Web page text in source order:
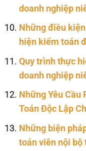
doanh nghiệp
Những điều
hiện kiểm toán
Quy trình thực
doanh nghiệp
Những Yêu Cầu
Toán Độc Lập
Những biện
toán viên nội